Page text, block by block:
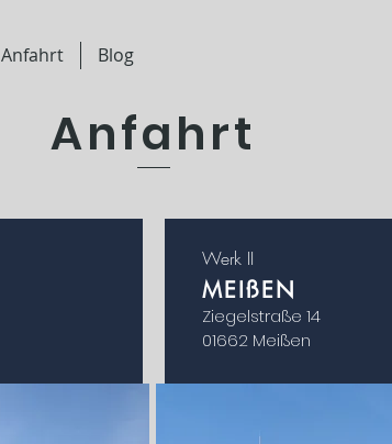
Anfahrt Blog
Anfahrt
Werk II
MEIßEN
Ziegelstraße 14
01662 Meißen